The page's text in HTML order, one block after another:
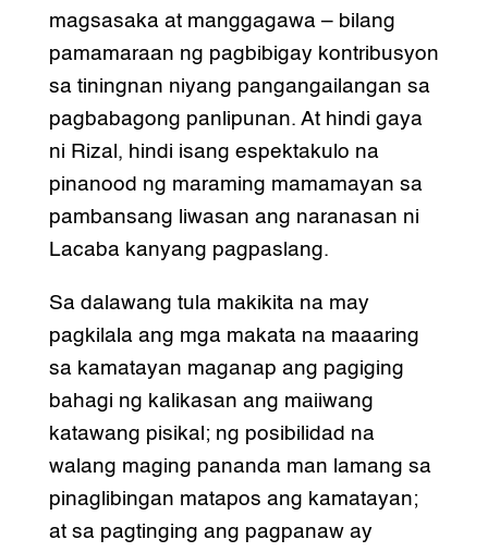
magsasaka at manggagawa – bilang
pamamaraan ng pagbibigay kontribusyon
sa tiningnan niyang pangangailangan sa
pagbabagong panlipunan. At hindi gaya
ni Rizal, hindi isang espektakulo na
pinanood ng maraming mamamayan sa
pambansang liwasan ang naranasan ni
Lacaba kanyang pagpaslang.
Sa dalawang tula makikita na may
pagkilala ang mga makata na maaaring
sa kamatayan maganap ang pagiging
bahagi ng kalikasan ang maiiwang
katawang pisikal; ng posibilidad na
walang maging pananda man lamang sa
pinaglibingan matapos ang kamatayan;
at sa pagtinging ang pagpanaw ay